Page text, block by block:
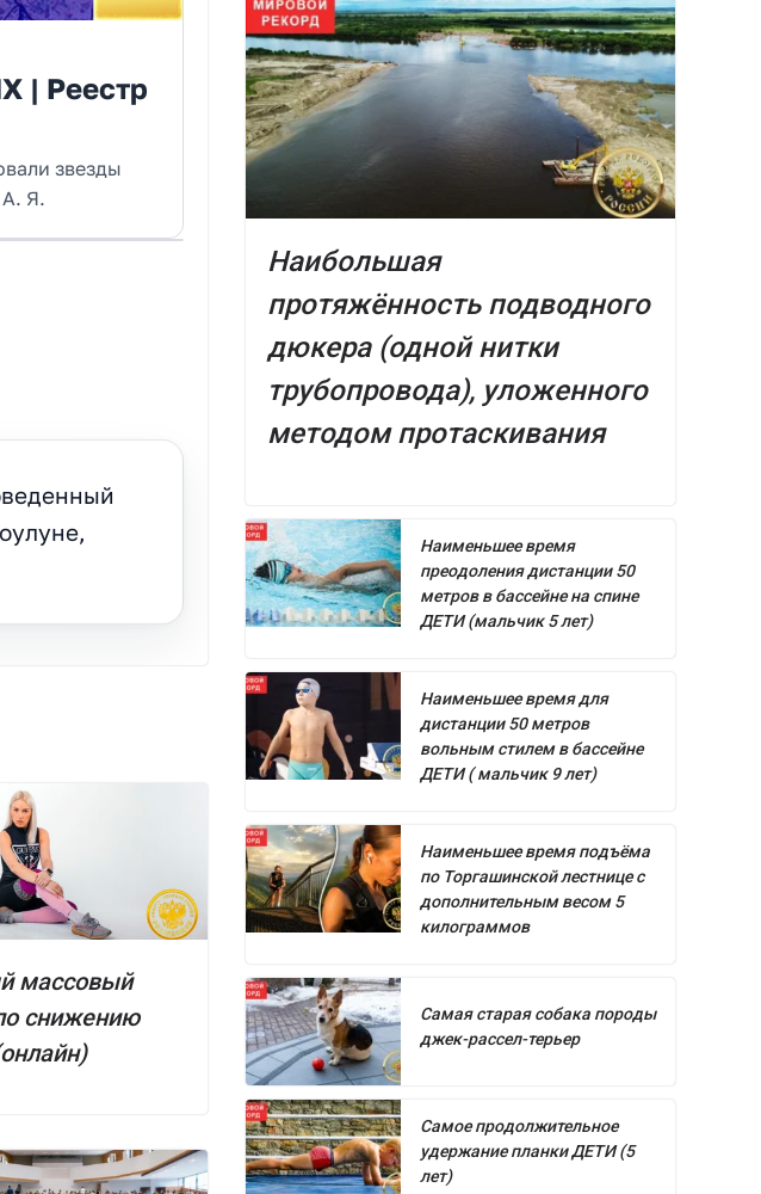
| Реестр
звезды
Я.
массовый
снижению
Наибольшая
протяжённость подводного
дюкера (одной нитки
трубопровода), уложенного
методом протаскивания
Наименьшее время
преодоления дистанции 50
метров в бассейне на спине
ДЕТИ (мальчик 5 лет)
Наименьшее время для
дистанции 50 метров
вольным стилем в бассейне
ДЕТИ ( мальчик 9 лет)
Наименьшее время подъёма
по Торгашинской лестнице с
дополнительным весом 5
килограммов
Самая старая собака породы
джек-рассел-терьер
Самое продолжительное
удержание планки ДЕТИ (5
лет)